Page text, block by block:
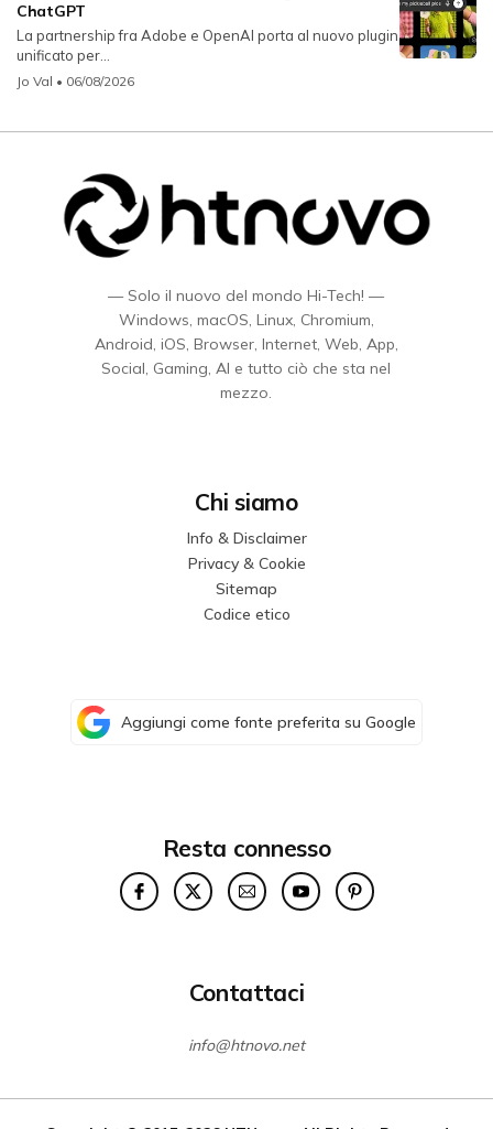
ChatGPT
La partnership fra Adobe e OpenAI porta al nuovo plugin
unificato per...
Jo Val • 06/08/2026
— Solo il nuovo del mondo Hi-Tech! —
Windows, macOS, Linux, Chromium,
Android, iOS, Browser, Internet, Web, App,
Social, Gaming, AI e tutto ciò che sta nel
mezzo.
Chi siamo
Info & Disclaimer
Privacy & Cookie
Sitemap
Codice etico
Aggiungi come fonte preferita su Google
Resta connesso
Contattaci
info@htnovo.net